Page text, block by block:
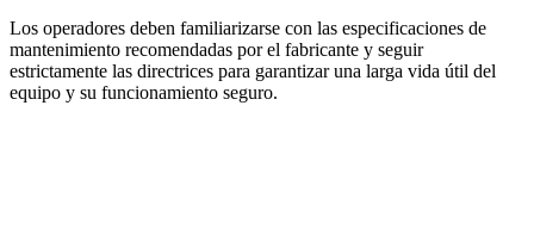
Los operadores deben familiarizarse con las especificaciones de
mantenimiento recomendadas por el fabricante y seguir
estrictamente las directrices para garantizar una larga vida útil del
equipo y su funcionamiento seguro.